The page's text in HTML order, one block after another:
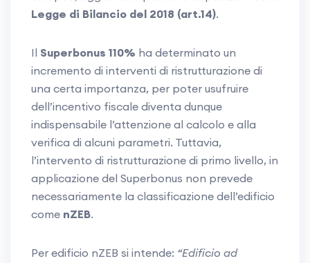
Legge di Bilancio del 2018 (art.14).
Il Superbonus 110% ha determinato un
incremento di interventi di ristrutturazione di
una certa importanza, per poter usufruire
dell’incentivo fiscale diventa dunque
indispensabile l’attenzione al calcolo e alla
verifica di alcuni parametri. Tuttavia,
l’intervento di ristrutturazione di primo livello, in
applicazione del Superbonus non prevede
necessariamente la classificazione dell’edificio
come nZEB.
Per edificio nZEB si intende: “Edificio ad